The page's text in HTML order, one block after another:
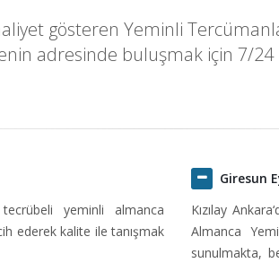
gösteren Yeminli
adresinde buluşmak için 7/
tecrübeli yeminli almanca
ederek kalite ile tanışmak
Giresun
Kızılay
Almanca
sunulmakta,